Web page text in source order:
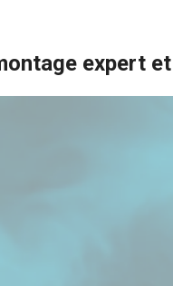
expert